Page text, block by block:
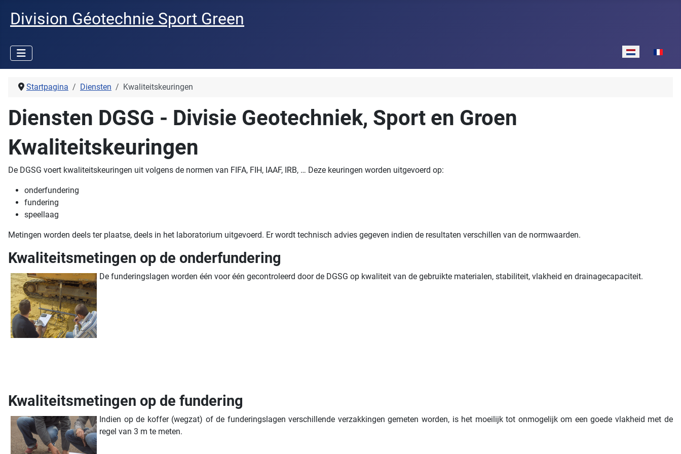
Division Géotechnie Sport Green
Selecteer de taal
Startpagina Diensten Kwaliteitskeuringen
Diensten DGSG - Divisie Geotechniek, Sport en Groen
Kwaliteitskeuringen
De DGSG voert kwaliteitskeuringen uit volgens de normen van FIFA, FIH, IAAF, IRB, … Deze keuringen worden uitgevoerd op:
onderfundering
fundering
speellaag
Metingen worden deels ter plaatse, deels in het laboratorium uitgevoerd. Er wordt technisch advies gegeven indien de resultaten verschillen van de normwaarden.
Kwaliteitsmetingen op de onderfundering
De funderingslagen worden één voor één gecontroleerd door de DGSG op kwaliteit van de gebruikte materialen, stabiliteit, vlakheid en drainagecapaciteit.
Kwaliteitsmetingen op de fundering
Indien op de koffer (wegzat) of de funderingslagen verschillende verzakkingen gemeten worden, is het moeilijk tot onmogelijk om een goede vlakheid met de
regel van 3 m te meten.